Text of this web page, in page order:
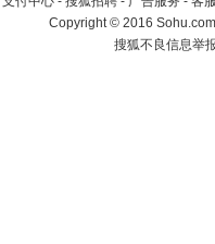
Copyright©2016
搜狐不良信息举